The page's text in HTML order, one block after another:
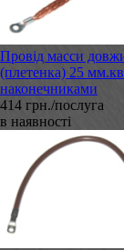
Провід масси
(плетенка) 25
наконечниками
414 грн./послуга
в наявності